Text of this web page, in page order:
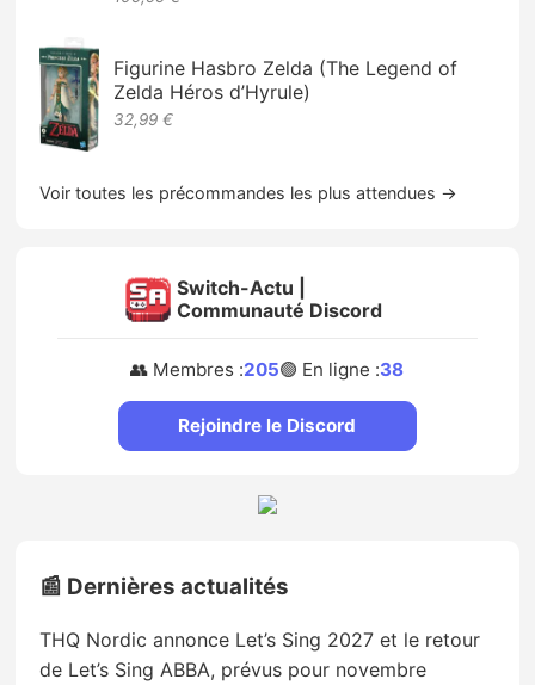
Figurine Hasbro Zelda (The Legend of
Zelda Héros d’Hyrule)
32,99 €
Voir toutes les précommandes les plus attendues →
Switch-Actu |
Communauté Discord
👥 Membres :205🟢 En ligne :38
Rejoindre le Discord
📰 Dernières actualités
THQ Nordic annonce Let’s Sing 2027 et le retour
de Let’s Sing ABBA, prévus pour novembre